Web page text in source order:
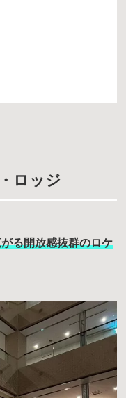
ロッジ
る開放感抜群のロケ